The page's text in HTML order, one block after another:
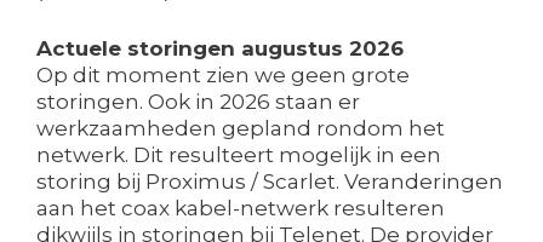
Actuele storingen augustus 2026
Op dit moment zien we geen grote
storingen. Ook in 2026 staan er
werkzaamheden gepland rondom het
netwerk. Dit resulteert mogelijk in een
storing bij Proximus / Scarlet. Veranderingen
aan het coax kabel-netwerk resulteren
dikwijls in storingen bij Telenet. De provider